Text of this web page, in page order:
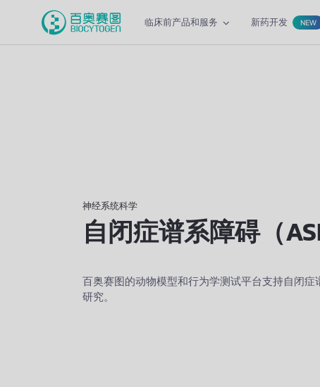
临床前产品和服务 新药开发 NEW
神经系统科学
自闭症谱系障碍（
百奥赛图的动物模型和行为学测试平台支持自闭症
研究。